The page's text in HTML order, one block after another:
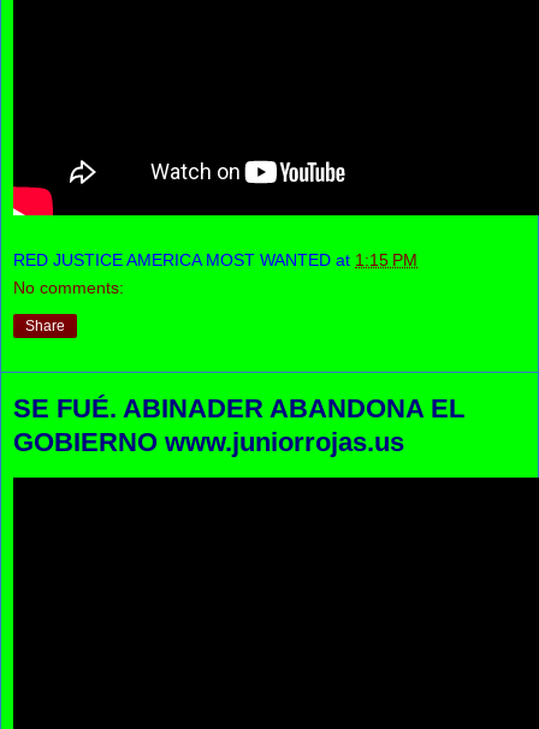
RED JUSTICE AMERICA MOST WANTED at 1:15 PM
No comments:
Share
SE FUÉ. ABINADER ABANDONA EL
GOBIERNO www.juniorrojas.us